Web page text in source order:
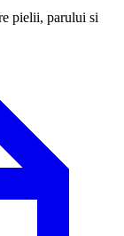
pielii, parului si